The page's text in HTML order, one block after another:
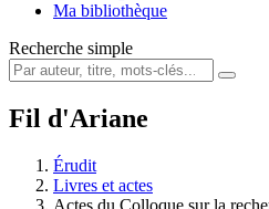
Ma bibliothèque
Recherche simple
Fil d'Ariane
Érudit
Livres et actes
Actes du Colloque sur la